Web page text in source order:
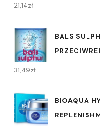
21,14zł
BALS
31,49zł
BIOAQUA